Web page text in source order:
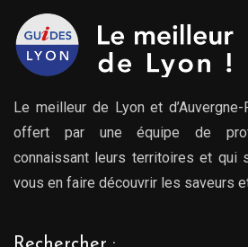
Le meilleur de Lyon et
offert par une équipe de
connaissant leurs territoires et qui
vous en faire découvrir les saveurs